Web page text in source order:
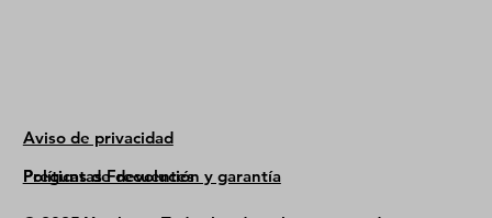
Aviso de privacidad
Políticas de devolución y garantía
Preguntas Frecuentes